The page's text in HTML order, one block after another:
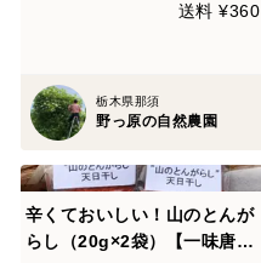
送料 ¥360
栃木県那須
野っ原の自然農園
辛くておいしい！山のとんが
らし（20g×2袋）【一味唐辛